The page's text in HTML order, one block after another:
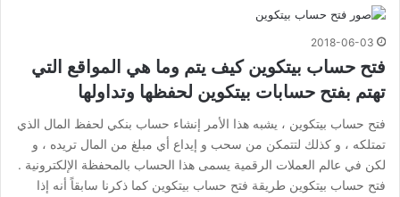
2018-06-03
فتح حساب بيتكوين كيف يتم وما هي المواقع التي
تهتم بفتح حسابات بيتكوين لحفظها وتداولها
فتح حساب بيتكوين ، يشبه هذا الأمر إنشاء حساب بنكي لحفظ المال الذي
تمتلكه ، و كذلك لتتمكن من سحب و إيداع أي مبلغ من المال تريده ، و
لكن في عالم العملات الرقمية يسمى هذا الحساب بالمحفظة الإلكترونية .
فتح حساب بيتكوين طريقة فتح حساب بيتكوين كما ذكرنا سابقاً أنه إذا